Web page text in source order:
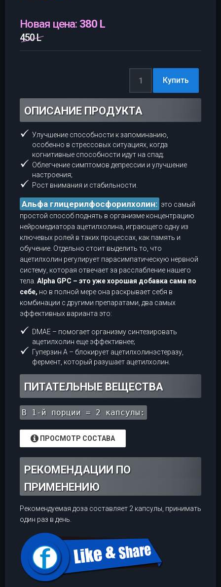
Новая цена: 380 L
450 L
ОПИСАНИЕ ПРОДУКТА
Улучшение способности к запоминанию,
особенно в стрессовых ситуациях, когда
когнитивные способности идут на спад;
Облегчение симптомов депрессии и улучшение
настроения;
Рост внимания и стабильности.
Альфа глицерилфосфорилхолин: это самый
простой способ поднять в организме концентрацию
нейромедиатора ацетилхолина, играющего одну из
ключевых ролей в таких процессах, как память и
обучение. Отдельно стоит выделить то, что
ацетилхолин регулирует парасимпатическую нервной
систему, которая отвечает за расслабление нашего
тела. Alpha GPC – это уже хорошая добавка сама по
себе, но в полной мере она раскрывает себя в
комбинации с другими препаратами, два самых
эффективных варианта это:
DMAE – помогает организму синтезировать
ацетилхолин еще эффективнее;
Гуперзин А – блокирует ацетилхолинэстеразу,
фермент, который разушает ацетилхолин.
ПИТАТЕЛЬНЫЕ ВЕЩЕСТВА
В 1-й порции = 2 капсулы:
ПРОСМОТР СОСТАВА
РЕКОМЕНДАЦИИ ПО
ПРИМЕНЕНИЮ
Рекомендуемая доза составляет 2 капсулы, принимать
один раз в день.